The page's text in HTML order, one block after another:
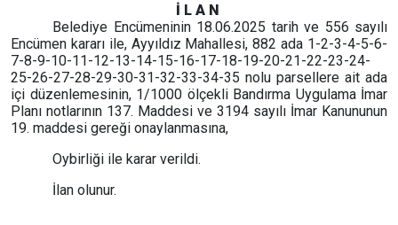
İ L A N
Belediye Encümeninin 18.06.2025 tarih ve 556 sayılı
Encümen kararı ile, Ayyıldız Mahallesi, 882 ada 1-2-3-4-5-6-
7-8-9-10-11-12-13-14-15-16-17-18-19-20-21-22-23-24-
25-26-27-28-29-30-31-32-33-34-35 nolu parsellere ait ada
içi düzenlemesinin, 1/1000 ölçekli Bandırma Uygulama İmar
Planı notlarının 137. Maddesi ve 3194 sayılı İmar Kanununun
19. maddesi gereği onaylanmasına,
Oybirliği ile karar verildi.
İlan olunur.